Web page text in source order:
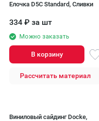
Елочка D5C Standard, Сливки
334 ₽ за шт
Можно заказать
В корзину
Рассчитать материал
Виниловый сайдинг Docke,